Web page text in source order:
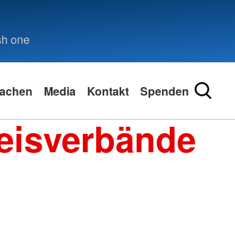
one
Media Kontakt Spenden